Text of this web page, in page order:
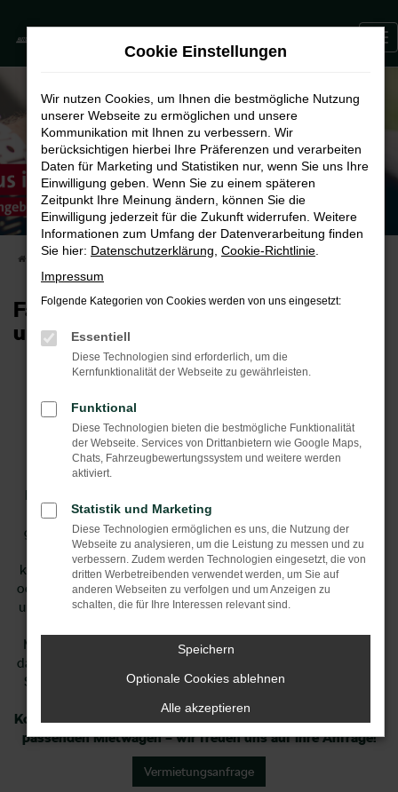
Zum
Hauptinhalt
STARTSEITE VERMIETUNG MIETWAGEN
Fahrzeugvermietung – flexibel und
unkompliziert mieten
Mietwagen
Bei uns können Sie bequem ein Auto als Ersatzwagen oder
Mietwagen mieten. Egal, ob Sie eine kurzfristige Lösung
benötigen oder längere Zeit mobil bleiben möchten – wir
bieten eine große Auswahl an Fahrzeugen für jeden Bedarf.
Unsere Mietwagen sind modern, zuverlässig und gut
gewartet, um Ihnen eine sichere Fahrt zu gewährleisten. Sie
können bei uns verschiedene Fahrzeugtypen wählen, von
kompakten Stadtflitzern bis hin zu geräumigen Familienautos
oder auch Luxusfahrzeugen. Der Buchungsprozess ist einfach
und schnell, entweder online oder direkt bei uns vor Ort. Wir
Mietkonditionen, damit Sie genau das Fahrzeug bekommen,
das zu Ihren Anforderungen passt. Mit unserem zuverlässigen
Service sind Sie jederzeit mobil und kommen stressfrei ans
Ziel.
Kontaktieren Sie uns noch heute und sichern Sie sich Ihren
passenden Mietwagen – wir freuen uns auf Ihre Anfrage!
Vermietungsanfrage
Cookie Einstellungen
Wir nutzen Cookies, um Ihnen die bestmögliche Nutzung
unserer Webseite zu ermöglichen und unsere
Kommunikation mit Ihnen zu verbessern. Wir
berücksichtigen hierbei Ihre Präferenzen und verarbeiten
Daten für Marketing und Statistiken nur, wenn Sie uns Ihre
Einwilligung geben. Wenn Sie zu einem späteren
Zeitpunkt Ihre Meinung ändern, können Sie die
Einwilligung jederzeit für die Zukunft widerrufen. Weitere
Informationen zum Umfang der Datenverarbeitung finden
Sie hier: Datenschutzerklärung Cookie-Richtlinie
Impressum
Folgende Kategorien von Cookies werden von uns eingesetzt:
Essentiell
Diese Technologien sind erforderlich, um die
Kernfunktionalität der Webseite zu gewährleisten.
Funktional
Diese Technologien bieten die bestmögliche Funktionalität
der Webseite. Services von Drittanbietern wie Google Maps,
Chats, Fahrzeugbewertungssystem und weitere werden
aktiviert.
Statistik und Marketing
Diese Technologien ermöglichen es uns, die Nutzung der
Webseite zu analysieren, um die Leistung zu messen und zu
verbessern. Zudem werden Technologien eingesetzt, die von
dritten Werbetreibenden verwendet werden, um Sie auf
anderen Webseiten zu verfolgen und um Anzeigen zu
schalten, die für Ihre Interessen relevant sind.
Speichern
Optionale Cookies ablehnen
Alle akzeptieren